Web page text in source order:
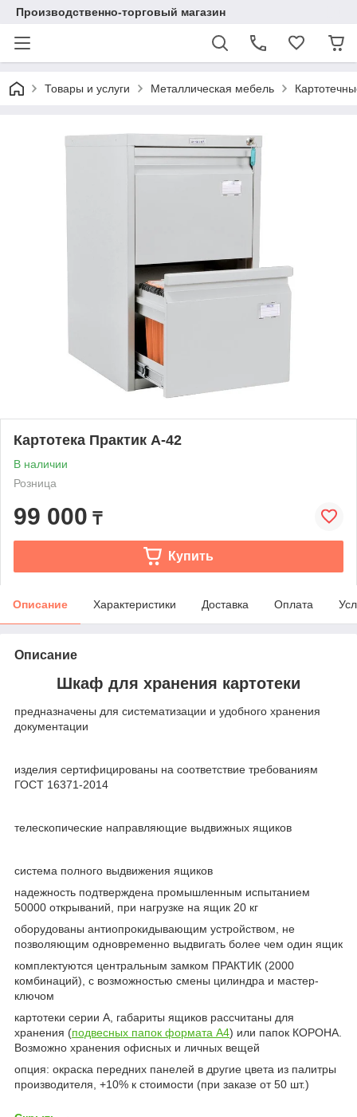
Производственно-торговый магазин
Товары и услуги Металлическая мебель
Картотека Практик А-42
В наличии
Розница
99 000 ₸
Купить
Описание Характеристики Доставка Оплата
Описание
Шкаф для хранения картотеки
предназначены для систематизации и удобного хранения
документации
изделия сертифицированы на соответствие требованиям
ГОСТ 16371-2014
телескопические направляющие выдвижных ящиков
система полного выдвижения ящиков
надежность подтверждена промышленным испытанием
50000 открываний, при нагрузке на ящик 20 кг
оборудованы антиопрокидывающим устройством, не
позволяющим одновременно выдвигать более чем один ящик
комплектуются центральным замком ПРАКТИК (2000
комбинаций), с возможностью смены цилиндра и мастер-
ключом
картотеки серии А, габариты ящиков рассчитаны для
хранения (подвесных папок формата А4) или папок КОРОНА.
Возможно хранения офисных и личных вещей
опция: окраска передних панелей в другие цвета из палитры
производителя, +10% к стоимости (при заказе от 50 шт.)